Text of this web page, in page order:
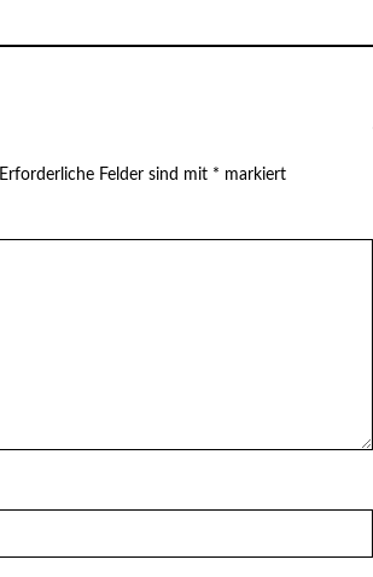
Erforderliche Felder sind mit * markiert